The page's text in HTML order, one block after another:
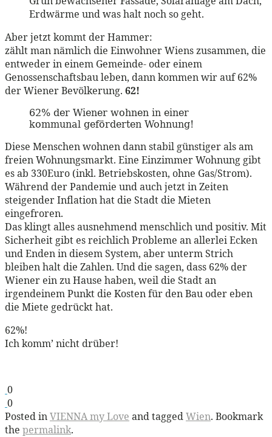
Erdwärme und was halt noch so geht.
Aber jetzt kommt der Hammer:
zählt man nämlich die Einwohner Wiens zusammen, die
entweder in einem Gemeinde- oder einem
Genossenschaftsbau leben, dann kommen wir auf 62%
der Wiener Bevölkerung. 62!
62% der Wiener wohnen in einer
kommunal geförderten Wohnung!
Diese Menschen wohnen dann stabil günstiger als am
freien Wohnungsmarkt. Eine Einzimmer Wohnung gibt
es ab 330Euro (inkl. Betriebskosten, ohne Gas/Strom).
Während der Pandemie und auch jetzt in Zeiten
steigender Inflation hat die Stadt die Mieten
eingefroren.
Das klingt alles ausnehmend menschlich und positiv. Mit
Sicherheit gibt es reichlich Probleme an allerlei Ecken
und Enden in diesem System, aber unterm Strich
bleiben halt die Zahlen. Und die sagen, dass 62% der
Wiener ein zu Hause haben, weil die Stadt an
irgendeinem Punkt die Kosten für den Bau oder eben
die Miete gedrückt hat.
62%!
Ich komm’ nicht drüber!
0
0
Posted inVIENNA my Love and taggedWien. Bookmark
the permalink.